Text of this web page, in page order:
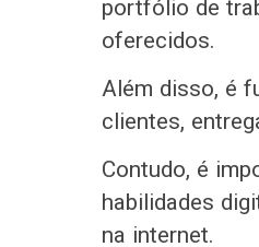
portfólio de
oferecidos.
Além disso, é
clientes,
Contudo, é
habilidades
na internet.